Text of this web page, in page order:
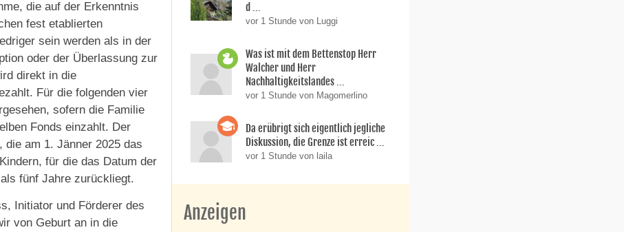
die auf der Erkenntnis
fest etablierten
sein werden als in der
oder der Überlassung zur
direkt in die
Für die folgenden vier
sofern die Familie
Fonds einzahlt. Der
die am 1. Jänner 2025 das
für die das Datum der
fünf Jahre zurückliegt.
Initiator und Förderer des
von Geburt an in die
d ...
vor 1 Stunde von Luggi
Was ist mit dem Bettenstop Herr
Walcher und Herr
Nachhaltigkeitslandes ...
vor 1 Stunde von Magomerlino
Da erübrigt sich eigentlich jegliche
Diskussion, die Grenze ist erreic ...
vor 1 Stunde von laila
Anzeigen